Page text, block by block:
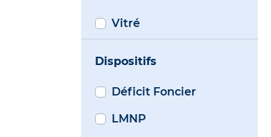
Vitré
Dispositifs
Déficit Foncier
LMNP